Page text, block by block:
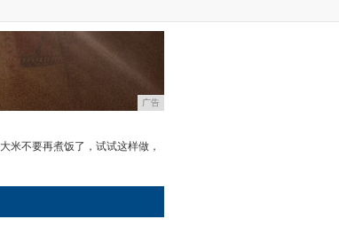
广告
大米不要再煮饭了，试试这样做，